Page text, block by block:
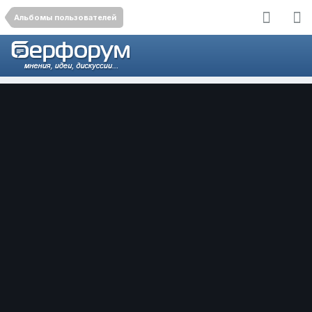
Альбомы пользователей